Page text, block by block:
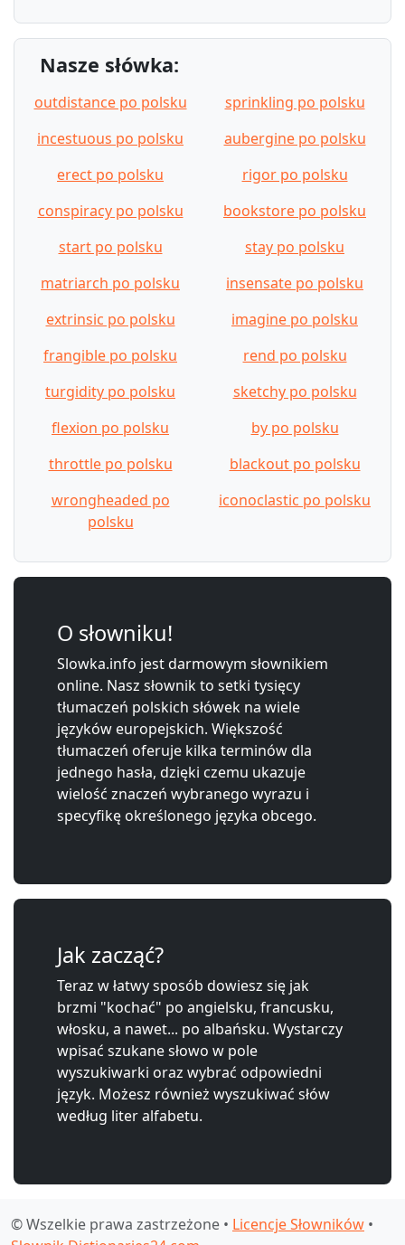
Nasze słówka:
outdistance po polsku
sprinkling po polsku
incestuous po polsku
aubergine po polsku
erect po polsku
rigor po polsku
conspiracy po polsku
bookstore po polsku
start po polsku
stay po polsku
matriarch po polsku
insensate po polsku
extrinsic po polsku
imagine po polsku
frangible po polsku
rend po polsku
turgidity po polsku
sketchy po polsku
flexion po polsku
by po polsku
throttle po polsku
blackout po polsku
wrongheaded po
polsku
iconoclastic po polsku
O słowniku!
Slowka.info jest darmowym słownikiem
online. Nasz słownik to setki tysięcy
tłumaczeń polskich słówek na wiele
języków europejskich. Większość
tłumaczeń oferuje kilka terminów dla
jednego hasła, dzięki czemu ukazuje
wielość znaczeń wybranego wyrazu i
specyfikę określonego języka obcego.
Jak zacząć?
Teraz w łatwy sposób dowiesz się jak
brzmi "kochać" po angielsku, francusku,
włosku, a nawet... po albańsku. Wystarczy
wpisać szukane słowo w pole
wyszukiwarki oraz wybrać odpowiedni
język. Możesz również wyszukiwać słów
według liter alfabetu.
© Wszelkie prawa zastrzeżone • Licencje Słowników •